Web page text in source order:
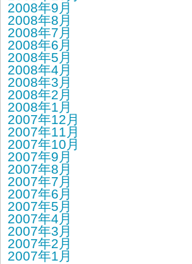
2008年9月
2008年8月
2008年7月
2008年6月
2008年5月
2008年4月
2008年3月
2008年2月
2008年1月
2007年12月
2007年11月
2007年10月
2007年9月
2007年8月
2007年7月
2007年6月
2007年5月
2007年4月
2007年3月
2007年2月
2007年1月